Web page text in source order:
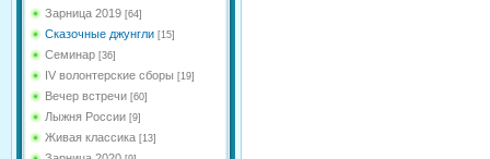
Зарница 2019 [64]
Сказочные джунгли [15]
Семинар [36]
IV волонтерские сборы [19]
Вечер встречи [60]
Лыжня России [9]
Живая классика [13]